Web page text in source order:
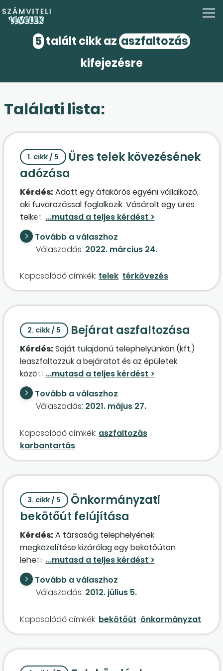
5 talált cikk az aszfaltozás
kifejezésre
Találati lista:
1. cikk / 5
Üres telek kövezésének
adózása
Kérdés: Adott egy áfakörös egyéni vállalkozó,
aki fuvarozással foglalkozik. Vásárolt egy üres
telket egy magánszemélytől, ahol a kamionokat
tárolja. Ezt fel is vettük a tárgyieszköz-
nyilvántartásba. Értékcsökkenést nem lehet
utána elszámolni. A telek felületére vásárolt
helyett), amit be is hengerel, hogy ne
süllyedjenek meg a kamionok a földben. Miként
kell ezt a "kövezést" könyvelni az egyéni
nincs értékcsökkenés? Vagy ez különálló tárgyi
eszköz? Vagy adott évi költség?
Tovább a válaszhoz
Válaszadás: 2022. március 24.
Kapcsolódó címkék: telek térkövezés
2. cikk / 5 Bejárat aszfaltozása
Kérdés: Saját tulajdonú telephelyünkön (kft.)
leaszfaltozzuk a bejáratot és az épületek
közötti területet. Milyen leírási kulcsot lehet
alkalmazni? Kell-e maradványértéket
feltüntetni?
Tovább a válaszhoz
Válaszadás: 2021. május 27.
Kapcsolódó címkék: aszfaltozás
karbantartás
3. cikk / 5
Önkormányzati
bekötőút felújítása
Kérdés: A társaság telephelyének
megközelítése kizárólag egy bekötőúton
lehetséges, amely az önkormányzat
tulajdonában van. Az önkormányzat pénzzel
nem rendelkezik az út karbantartására,
felújítására, de hozzájárult ahhoz, hogy a
szintezését, kátyúzását, bitumenemulziós
kezelését,aszfaltozását külső vállalkozó
végezte. Az adóhivatal ellenőrzése miatt a
Tovább a válaszhoz
Válaszadás: 2012. július 5.
Kapcsolódó címkék: bekötőút önkormányzat